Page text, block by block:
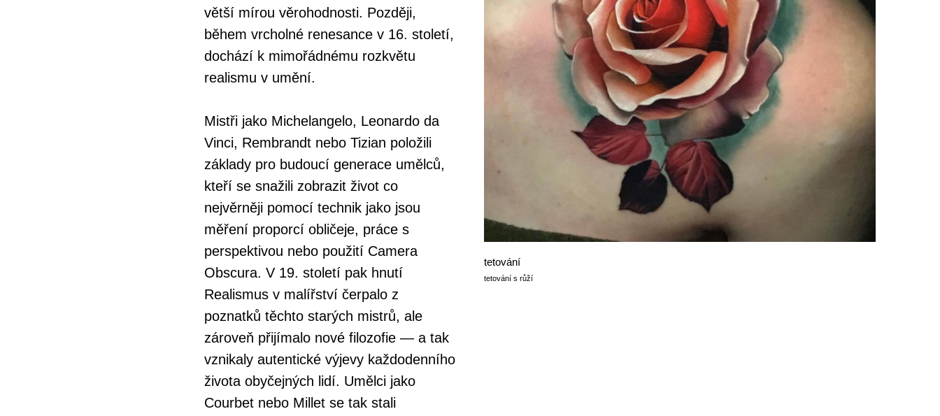
větší mírou věrohodnosti. Později,
během vrcholné renesance v 16. století,
dochází k mimořádnému rozkvětu
realismu v umění.
Mistři jako Michelangelo, Leonardo da
Vinci, Rembrandt nebo Tizian položili
základy pro budoucí generace umělců,
kteří se snažili zobrazit život co
nejvěrněji pomocí technik jako jsou
měření proporcí obličeje, práce s
perspektivou nebo použití Camera
Obscura. V 19. století pak hnutí
Realismus v malířství čerpalo z
poznatků těchto starých mistrů, ale
zároveň přijímalo nové filozofie — a tak
vznikaly autentické výjevy každodenního
života obyčejných lidí. Umělci jako
Courbet nebo Millet se tak stali
tetování
tetování s růží